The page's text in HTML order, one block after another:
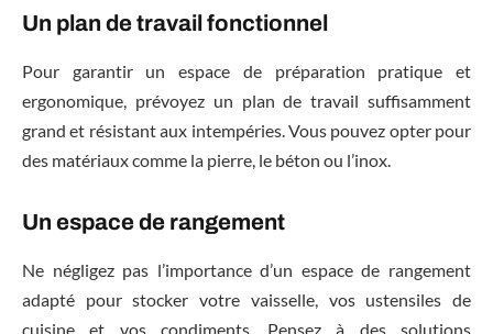
Un plan de travail fonctionnel
Pour garantir un espace de préparation pratique et
ergonomique, prévoyez un plan de travail suffisamment
grand et résistant aux intempéries. Vous pouvez opter pour
des matériaux comme la pierre, le béton ou l’inox.
Un espace de rangement
Ne négligez pas l’importance d’un espace de rangement
adapté pour stocker votre vaisselle, vos ustensiles de
cuisine et vos condiments. Pensez à des solutions